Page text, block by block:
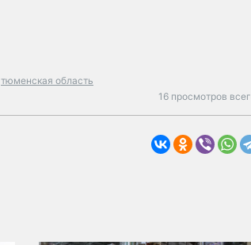
тюменская область
16 просмотров